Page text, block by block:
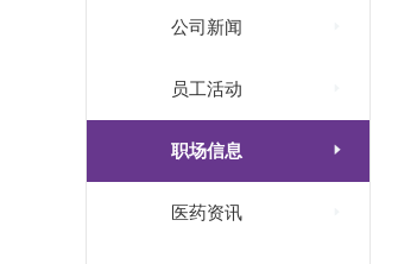
公司新闻
员工活动
职场信息 
医药资讯